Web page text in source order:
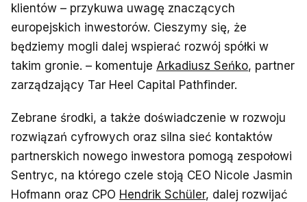
klientów – przykuwa uwagę znaczących
europejskich inwestorów. Cieszymy się, że
będziemy mogli dalej wspierać rozwój spółki w
takim gronie. – komentuje Arkadiusz Seńko, partner
zarządzający Tar Heel Capital Pathfinder.
Zebrane środki, a także doświadczenie w rozwoju
rozwiązań cyfrowych oraz silna sieć kontaktów
partnerskich nowego inwestora pomogą zespołowi
Sentryc, na którego czele stoją CEO Nicole Jasmin
Hofmann oraz CPO Hendrik Schüler, dalej rozwijać